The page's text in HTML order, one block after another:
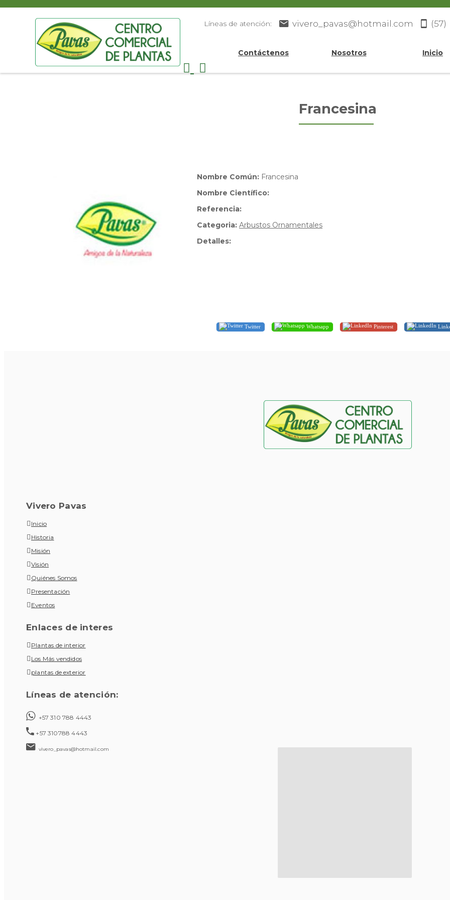
Líneas de atención: vivero_pavas@hotmail.com (57)
Contáctenos Nosotros Inicio
Francesina
Nombre Común: Francesina
Nombre Científico:
Referencia:
Categoria: Arbustos Ornamentales
Detalles:
Twitter Whatsapp Pinterest
Vivero Pavas
Inicio
Historia
Misión
Visión
Quiénes Somos
Presentación
Eventos
Enlaces de interes
Plantas de interior
Los Más vendidos
plantas de exterior
Líneas de atención:
+57 310 788 4443
+57 310788 4443
vivero_pavas@hotmail.com